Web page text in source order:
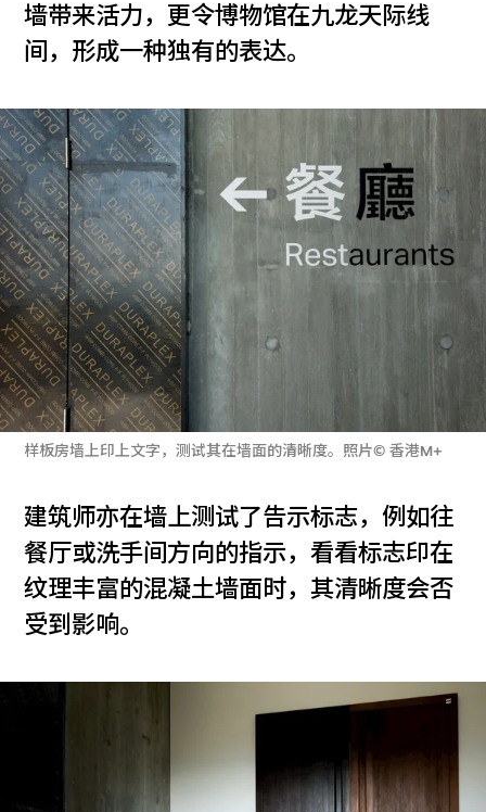
墙带来活力，更令博物馆在九龙天际线
间，形成一种独有的表达。
样板房墙上印上文字，测试其在墙面的清晰度。照片© 香港M+
建筑师亦在墙上测试了告示标志，例如往
餐厅或洗手间方向的指示，看看标志印在
纹理丰富的混凝土墙面时，其清晰度会否
受到影响。